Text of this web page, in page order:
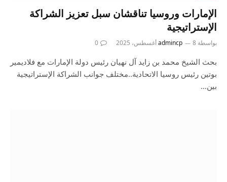
الإمارات وروسيا تناقشان سبل تعزيز الشراكة
الإستراتيجية
بواسطة admincp 8 أغسطس، 2025 0
بحث الشيخ محمد بن زايد آل نهيان رئيس دولة الإمارات مع فلاديمير
بوتين رئيس روسيا الاتحادية..مختلف جوانب الشراكة الإستراتيجية
بين…